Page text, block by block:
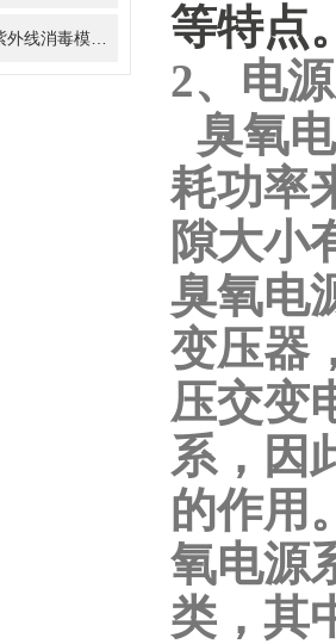
2024-01-16等特点
2、电
臭氧
耗功率
隙大小
臭氧电
变压器
压交变
系，因
的作用
氧电源
类，其